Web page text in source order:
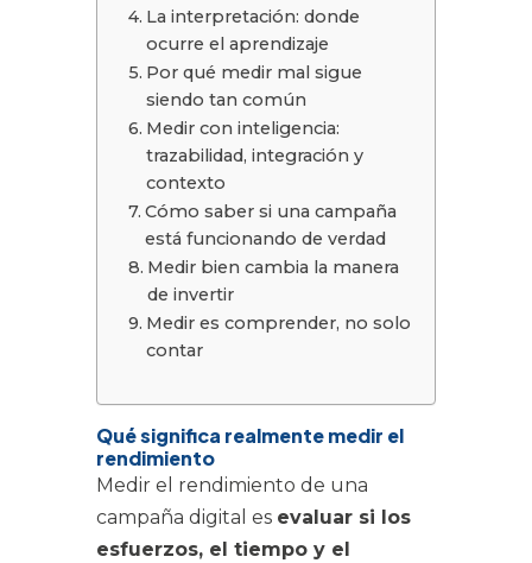
La interpretación: donde
ocurre el aprendizaje
Por qué medir mal sigue
siendo tan común
Medir con inteligencia:
trazabilidad, integración y
contexto
Cómo saber si una campaña
está funcionando de verdad
Medir bien cambia la manera
de invertir
Medir es comprender, no solo
contar
Qué significa realmente medir el
rendimiento
Medir el rendimiento de una
campaña digital es evaluar si los
esfuerzos, el tiempo y el